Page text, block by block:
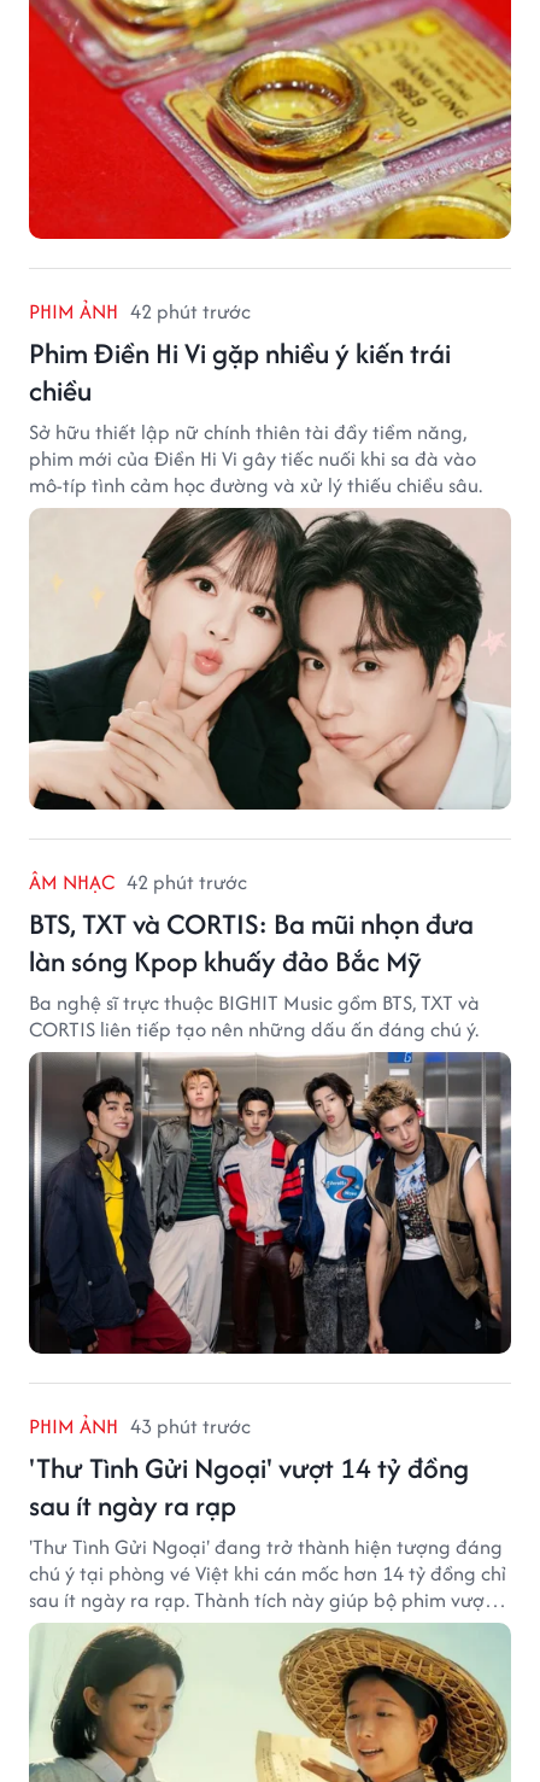
PHIM ẢNH 42 phút trước
Phim Điền Hi Vi gặp nhiều ý kiến trái
chiều
Sở hữu thiết lập nữ chính thiên tài đầy tiềm năng,
phim mới của Điền Hi Vi gây tiếc nuối khi sa đà vào
mô-típ tình cảm học đường và xử lý thiếu chiều sâu.
ÂM NHẠC 42 phút trước
BTS, TXT và CORTIS: Ba mũi nhọn đưa
làn sóng Kpop khuấy đảo Bắc Mỹ
Ba nghệ sĩ trực thuộc BIGHIT Music gồm BTS, TXT và
CORTIS liên tiếp tạo nên những dấu ấn đáng chú ý.
PHIM ẢNH 43 phút trước
'Thư Tình Gửi Ngoại' vượt 14 tỷ đồng
sau ít ngày ra rạp
'Thư Tình Gửi Ngoại' đang trở thành hiện tượng đáng
chú ý tại phòng vé Việt khi cán mốc hơn 14 tỷ đồng chỉ
sau ít ngày ra rạp. Thành tích này giúp bộ phim vượt
kỳ vọng ban đầu và duy trì sức hút giữa cuộc cạnh
tranh của nhiều tác phẩm lớn.